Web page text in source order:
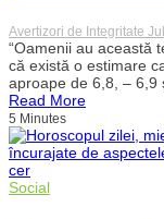
Avertizori de Integritate
“Oamenii au această
că există o estimare
aproape de 6,8, – 6,9
Read More
5 Minutes
Social